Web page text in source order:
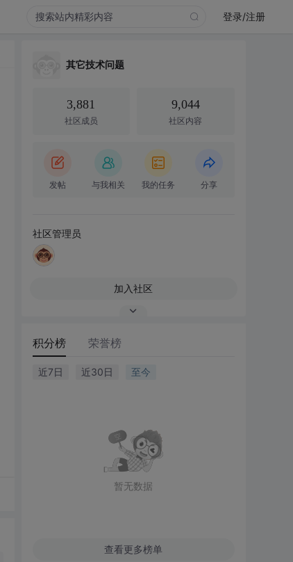
登录/注册
其它技术问题
3,881
社区成员
9,044
社区内容
发帖 与我相关 我的任务 分享
社区管理员
加入社区
积分榜 荣誉榜
近7日 近30日 至今
暂无数据
查看更多榜单